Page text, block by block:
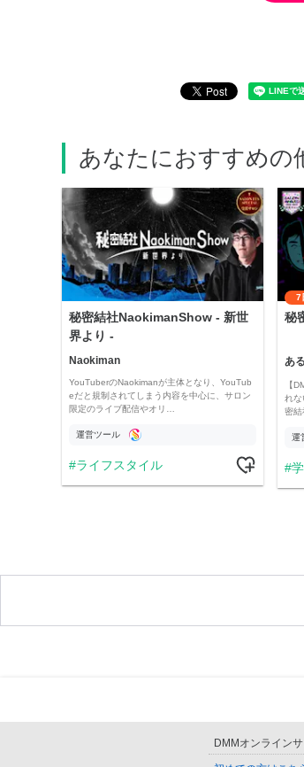
あなたにおすすめの
秘密結社NaokimanShow - 新世
界より -
Naokiman
YouTuberのNaokimanが主体となり、YouTub
eだと規制されてしまう内容を中心に、サロン
限定のライブ配信やオリ…
運営ツール
ライフスタイル
7
秘
あ
【
れな
密
運
DMMオンライン